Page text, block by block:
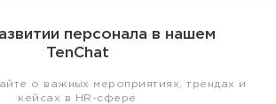
персонала в нашем
TenChat
о важных мероприятиях, трендах и
кейсах в HR-сфере